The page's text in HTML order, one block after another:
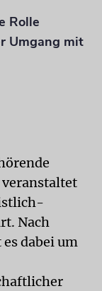
Rolle
Umgang mit
Nach
dabei um